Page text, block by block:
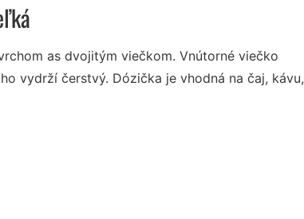
as dvojitým viečkom. Vnútorné viečko
vydrží čerstvý. Dózička je vhodná na čaj, kávu,